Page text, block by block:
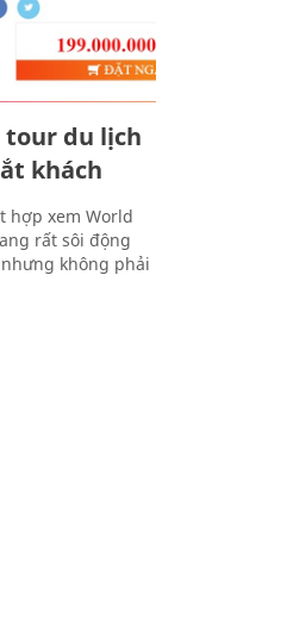
du lịch
khách
hợp xem World
rất sôi động
không phải